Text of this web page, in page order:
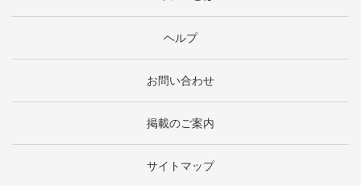
ヘルプ
お問い合わせ
掲載のご案内
サイトマップ